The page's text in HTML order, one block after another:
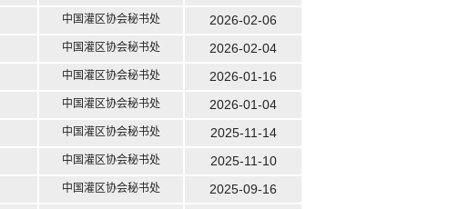
中国灌区协会秘书处 2026-02-06
中国灌区协会秘书处 2026-02-04
中国灌区协会秘书处 2026-01-16
中国灌区协会秘书处 2026-01-04
中国灌区协会秘书处 2025-11-14
中国灌区协会秘书处 2025-11-10
中国灌区协会秘书处 2025-09-16